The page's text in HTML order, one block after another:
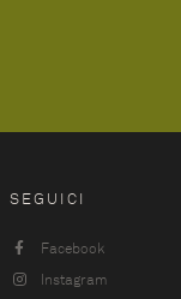
SEGUICI
Facebook
Instagram